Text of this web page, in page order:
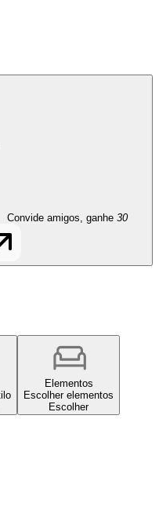
Convide amigos, ganhe 30
Elementos
Escolher elementos
Escolher